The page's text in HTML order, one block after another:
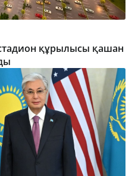
құрылысы қашан